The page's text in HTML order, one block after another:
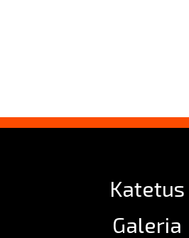
Katetus
Galeria